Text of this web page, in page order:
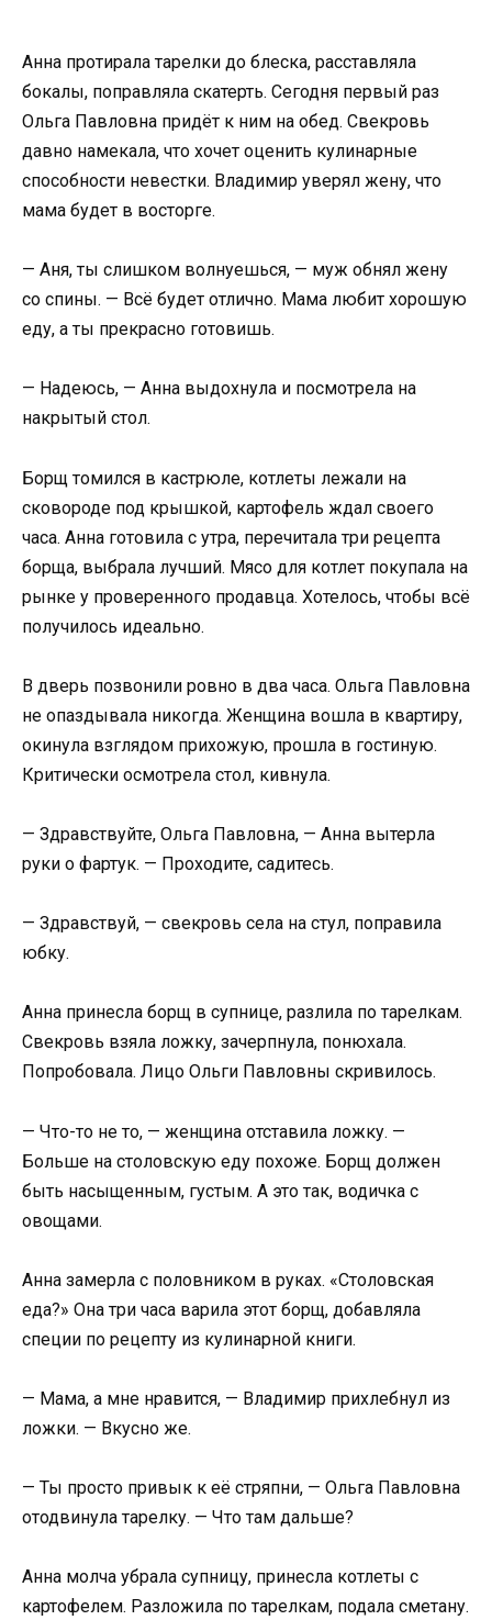
Анна протирала тарелки до блеска, расставляла
бокалы, поправляла скатерть. Сегодня первый раз
Ольга Павловна придёт к ним на обед. Свекровь
давно намекала, что хочет оценить кулинарные
способности невестки. Владимир уверял жену, что
мама будет в восторге.
— Аня, ты слишком волнуешься, — муж обнял жену
со спины. — Всё будет отлично. Мама любит хорошую
еду, а ты прекрасно готовишь.
— Надеюсь, — Анна выдохнула и посмотрела на
накрытый стол.
Борщ томился в кастрюле, котлеты лежали на
сковороде под крышкой, картофель ждал своего
часа. Анна готовила с утра, перечитала три рецепта
борща, выбрала лучший. Мясо для котлет покупала на
рынке у проверенного продавца. Хотелось, чтобы всё
получилось идеально.
В дверь позвонили ровно в два часа. Ольга Павловна
не опаздывала никогда. Женщина вошла в квартиру,
окинула взглядом прихожую, прошла в гостиную.
Критически осмотрела стол, кивнула.
— Здравствуйте, Ольга Павловна, — Анна вытерла
руки о фартук. — Проходите, садитесь.
— Здравствуй, — свекровь села на стул, поправила
юбку.
Анна принесла борщ в супнице, разлила по тарелкам.
Свекровь взяла ложку, зачерпнула, понюхала.
Попробовала. Лицо Ольги Павловны скривилось.
— Что-то не то, — женщина отставила ложку. —
Больше на столовскую еду похоже. Борщ должен
быть насыщенным, густым. А это так, водичка с
овощами.
Анна замерла с половником в руках. «Столовская
еда?» Она три часа варила этот борщ, добавляла
специи по рецепту из кулинарной книги.
— Мама, а мне нравится, — Владимир прихлебнул из
ложки. — Вкусно же.
— Ты просто привык к её стряпни, — Ольга Павловна
отодвинула тарелку. — Что там дальше?
Анна молча убрала супницу, принесла котлеты с
картофелем. Разложила по тарелкам, подала сметану.